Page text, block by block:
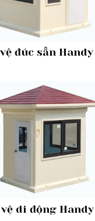
đúc sẵn Handy
di động Handy